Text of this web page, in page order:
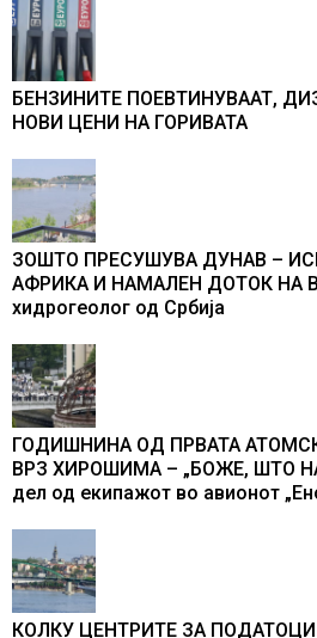
БЕНЗИНИТЕ ПОЕВТИНУВААТ,
НОВИ ЦЕНИ НА ГОРИВАТА
ЗОШТО ПРЕСУШУВА ДУНАВ –
АФРИКА И НАМАЛЕН ДОТОК НА
хидрогеолог од Србија
ГОДИШНИНА ОД ПРВАТА
ВРЗ ХИРОШИМА – „БОЖЕ, ШТО
дел од екипажот во авионот
промени текот на историјата
КОЛКУ ЦЕНТРИТЕ ЗА ПОДАТОЦИ